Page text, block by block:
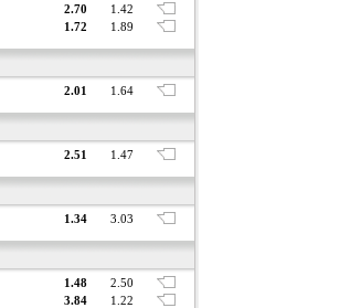
2.70 1.42
1.72 1.89
2.01 1.64
2.51 1.47
1.34 3.03
1.48 2.50
3.84 1.22